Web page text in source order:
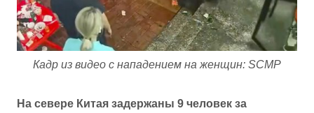
Кадр из видео с нападением на женщин: SCMP
На севере Китая задержаны 9 человек за